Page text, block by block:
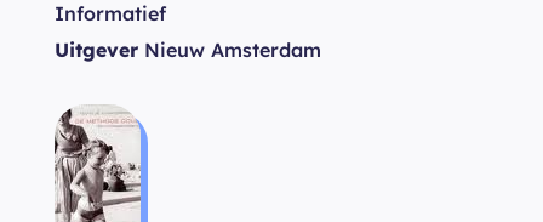
Informatief
Uitgever Nieuw Amsterdam